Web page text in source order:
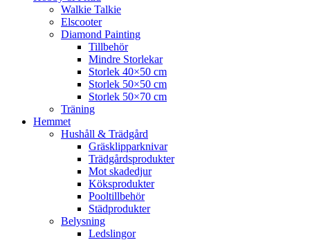
Walkie Talkie
Elscooter
Diamond Painting
Tillbehör
Mindre Storlekar
Storlek 40×50 cm
Storlek 50×50 cm
Storlek 50×70 cm
Träning
Hemmet
Hushåll & Trädgård
Gräsklipparknivar
Trädgårdsprodukter
Mot skadedjur
Köksprodukter
Pooltillbehör
Städprodukter
Belysning
Ledslingor